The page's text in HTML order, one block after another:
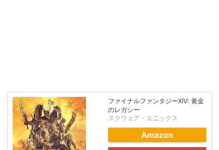
ファイナルファンタジーXIV: 黄金
のレガシー
スクウェア・エニックス
Amazon